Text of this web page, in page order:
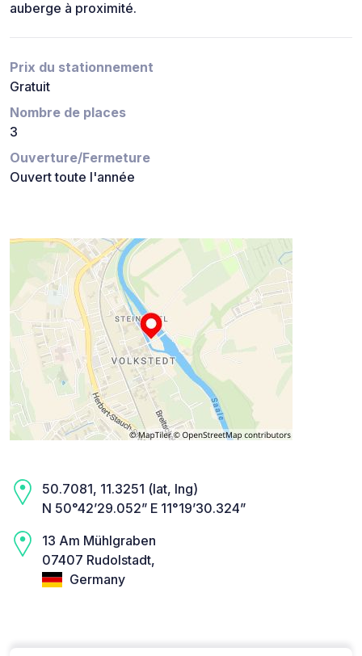
auberge à proximité.
Prix du stationnement
Gratuit
Nombre de places
3
Ouverture/Fermeture
Ouvert toute l'année
50.7081, 11.3251 (lat, lng)
N 50°42’29.052” E 11°19’30.324”
13 Am Mühlgraben
07407 Rudolstadt,
Germany